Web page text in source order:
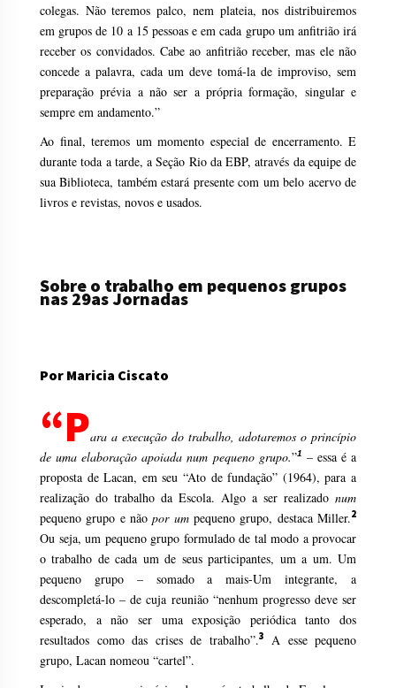
colegas. Não teremos palco, nem plateia, nos distribuiremos
em grupos de 10 a 15 pessoas e em cada grupo um anfitrião irá
receber os convidados. Cabe ao anfitrião receber, mas ele não
concede a palavra, cada um deve tomá-la de improviso, sem
preparação prévia a não ser a própria formação, singular e
sempre em andamento.”
Ao final, teremos um momento especial de encerramento. E
durante toda a tarde, a Seção Rio da EBP, através da equipe de
sua Biblioteca, também estará presente com um belo acervo de
livros e revistas, novos e usados.
Sobre o trabalho em pequenos grupos
nas 29as Jornadas
Por Maricia Ciscato
“Para a execução do trabalho, adotaremos o princípio
de uma elaboração apoiada num pequeno grupo.”1 – essa é a
proposta de Lacan, em seu “Ato de fundação” (1964), para a
realização do trabalho da Escola. Algo a ser realizado num
pequeno grupo e nãopor umpequeno grupo, destaca Miller.2
Ou seja, um pequeno grupo formulado de tal modo a provocar
o trabalho de cada um de seus participantes, um a um. Um
pequeno grupo – somado a mais-Um integrante, a
descompletá-lo – de cuja reunião “nenhum progresso deve ser
esperado, a não ser uma exposição periódica tanto dos
resultados como das crises de trabalho”.3
A esse pequeno
grupo, Lacan nomeou “cartel”.